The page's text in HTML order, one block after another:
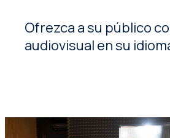
Ofrezca a su público
audiovisual en su